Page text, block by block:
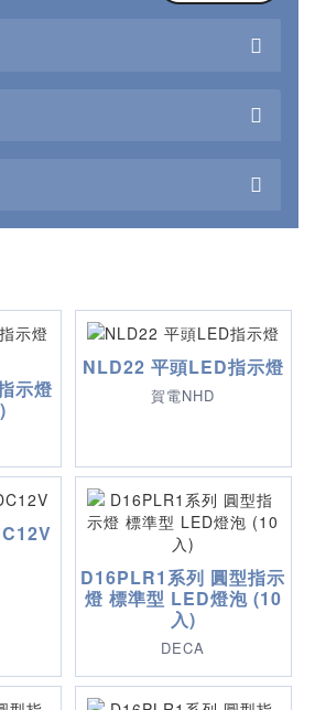
示燈
NLD22 平頭LED指示燈
賀電NHD
D16PLR1系列 圓型指示
燈 標準型 LED燈泡 (10
入)
DECA